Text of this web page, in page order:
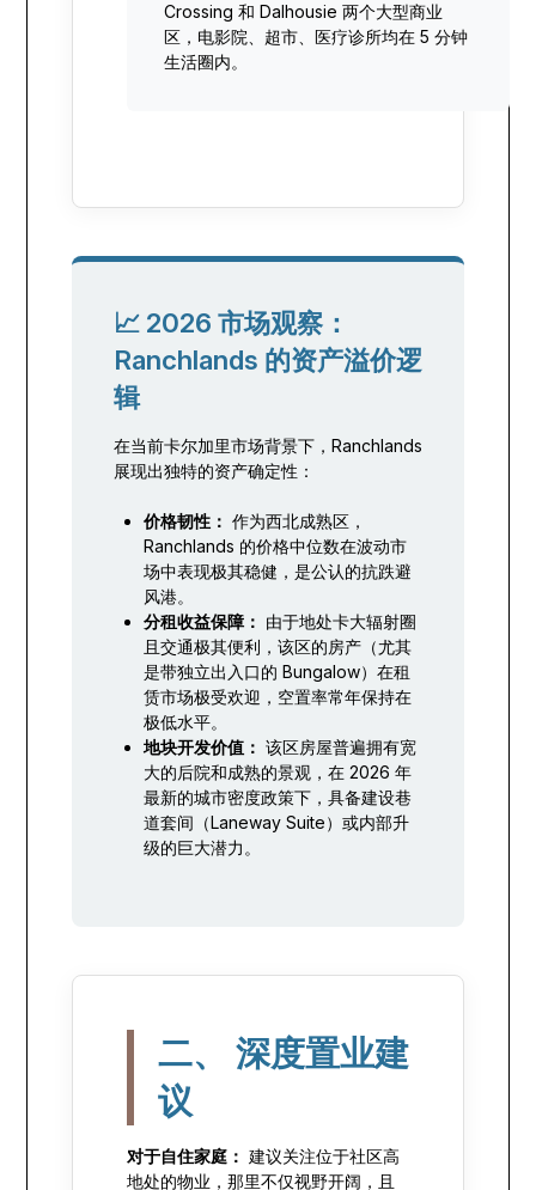
Crossing 和 Dalhousie 两个大型商业
区，电影院、超市、医疗诊所均在 5 分钟
生活圈内。
📈 2026 市场观察：
Ranchlands 的资产溢价逻
辑
在当前卡尔加里市场背景下，Ranchlands
展现出独特的资产确定性：
价格韧性： 作为西北成熟区，
Ranchlands 的价格中位数在波动市
场中表现极其稳健，是公认的抗跌避
风港。
分租收益保障： 由于地处卡大辐射圈
且交通极其便利，该区的房产（尤其
是带独立出入口的 Bungalow）在租
赁市场极受欢迎，空置率常年保持在
极低水平。
地块开发价值： 该区房屋普遍拥有宽
大的后院和成熟的景观，在 2026 年
最新的城市密度政策下，具备建设巷
道套间（Laneway Suite）或内部升
级的巨大潜力。
二、 深度置业建
议
对于自住家庭： 建议关注位于社区高
地处的物业，那里不仅视野开阔，且